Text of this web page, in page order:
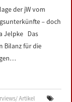
der jW vom
– doch
Jelpke Das
Bilanz für die
Artikel